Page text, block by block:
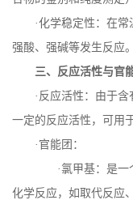
·化学稳定性：在
强酸、强碱等发生反应。
三、反应活性与官
·反应活性：由于
一定的反应活性，可用
·官能团：
·氯甲基：是
化学反应，如取代反应